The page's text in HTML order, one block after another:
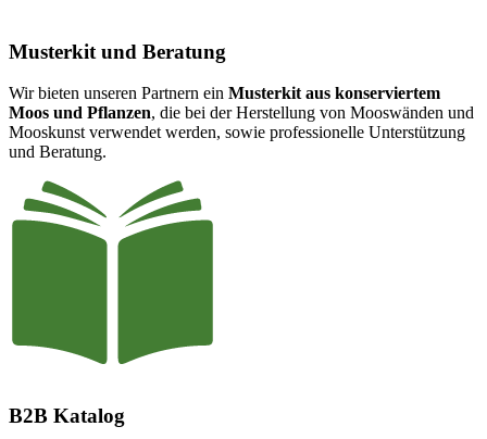
Musterkit und Beratung
Wir bieten unseren Partnern ein Musterkit aus konserviertem
Moos und Pflanzen, die bei der Herstellung von Mooswänden und
Mooskunst verwendet werden, sowie professionelle Unterstützung
und Beratung.
B2B Katalog